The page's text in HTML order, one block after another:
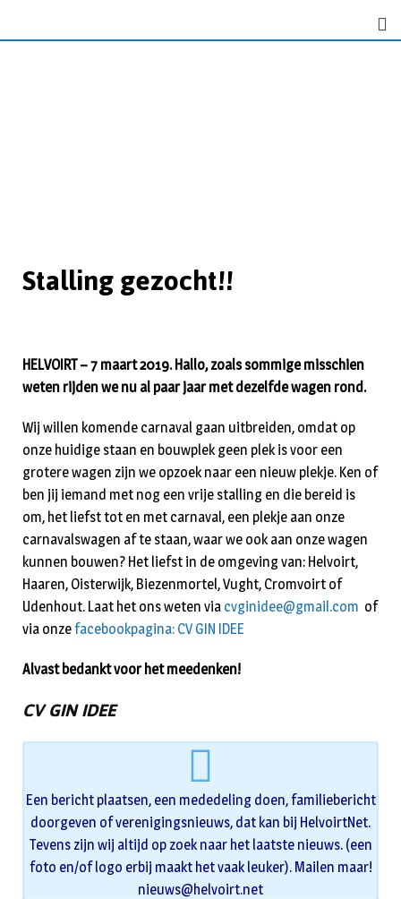
Stalling gezocht!!
HELVOIRT – 7 maart 2019. Hallo, zoals sommige misschien
weten rijden we nu al paar jaar met dezelfde wagen rond.
Wij willen komende carnaval gaan uitbreiden, omdat op
onze huidige staan en bouwplek geen plek is voor een
grotere wagen zijn we opzoek naar een nieuw plekje. Ken of
ben jij iemand met nog een vrije stalling en die bereid is
om, het liefst tot en met carnaval, een plekje aan onze
carnavalswagen af te staan, waar we ook aan onze wagen
kunnen bouwen? Het liefst in de omgeving van: Helvoirt,
Haaren, Oisterwijk, Biezenmortel, Vught, Cromvoirt of
Udenhout. Laat het ons weten via cvginidee@gmail.com of
via onzefacebookpagina: CV GIN IDEE
Alvast bedankt voor het meedenken!
CV GIN IDEE
Een bericht plaatsen, een mededeling doen, familiebericht
doorgeven of verenigingsnieuws, dat kan bij HelvoirtNet.
Tevens zijn wij altijd op zoek naar het laatste nieuws. (een
foto en/of logo erbij maakt het vaak leuker). Mailen maar!
nieuws@helvoirt.net